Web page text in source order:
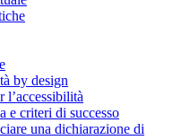
by design
l’accessibilità
e criteri di successo
una dichiarazione di